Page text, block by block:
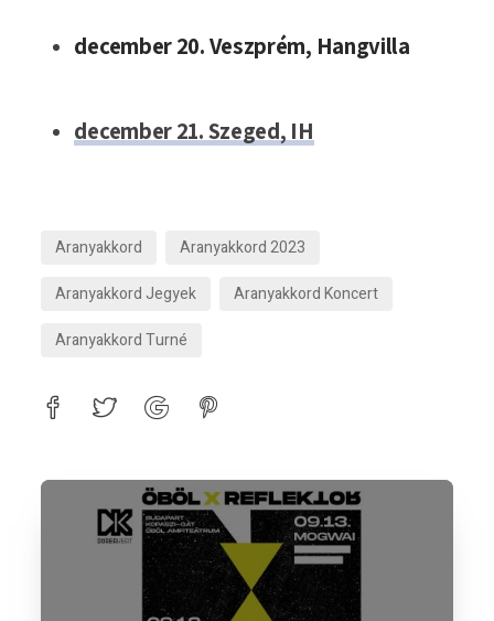
december 20. Veszprém, Hangvilla
december 21. Szeged, IH
Aranyakkord
Aranyakkord 2023
Aranyakkord Jegyek
Aranyakkord Koncert
Aranyakkord Turné